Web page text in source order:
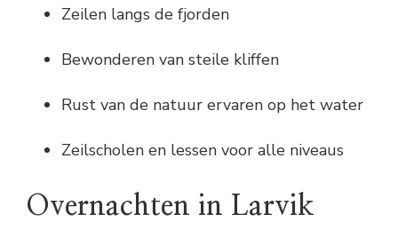
Zeilen langs de fjorden
Bewonderen van steile kliffen
Rust van de natuur ervaren op het water
Zeilscholen en lessen voor alle niveaus
Overnachten in Larvik